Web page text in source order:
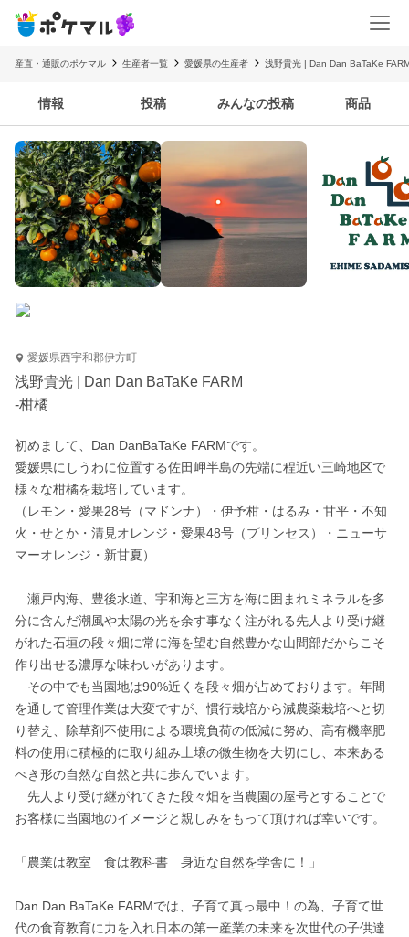
産直・通販のポケマル 生産者一覧 愛媛県の生産者 浅野貴光 | Dan Dan BaTaKe
情報 投稿 みんなの投稿 商品
愛媛県西宇和郡伊方町
浅野貴光 | Dan Dan BaTaKe FARM
-柑橘
初めまして、Dan DanBaTaKe FARMです。
愛媛県にしうわに位置する佐田岬半島の先端に程近い三崎地区で
様々な柑橘を栽培しています。
（レモン・愛果28号（マドンナ）・伊予柑・はるみ・甘平・不知
火・せとか・清見オレンジ・愛果48号（プリンセス）・ニューサ
マーオレンジ・新甘夏）
瀬戸内海、豊後水道、宇和海と三方を海に囲まれミネラルを多
分に含んだ潮風や太陽の光を余す事なく注がれる先人より受け継
がれた石垣の段々畑に常に海を望む自然豊かな山間部だからこそ
作り出せる濃厚な味わいがあります。
その中でも当園地は90%近くを段々畑が占めております。年間
を通して管理作業は大変ですが、慣行栽培から減農薬栽培へと切
り替え、除草剤不使用による環境負荷の低減に努め、高有機率肥
料の使用に積極的に取り組み土壌の微生物を大切にし、本来ある
べき形の自然な自然と共に歩んでいます。
先人より受け継がれてきた段々畑を当農園の屋号とすることで
お客様に当園地のイメージと親しみをもって頂ければ幸いです。
「農業は教室　食は教科書　身近な自然を学舎に！」
Dan Dan BaTaKe FARMでは、子育て真っ最中！の為、子育て世
代の食育教育に力を入れ日本の第一産業の未来を次世代の子供達